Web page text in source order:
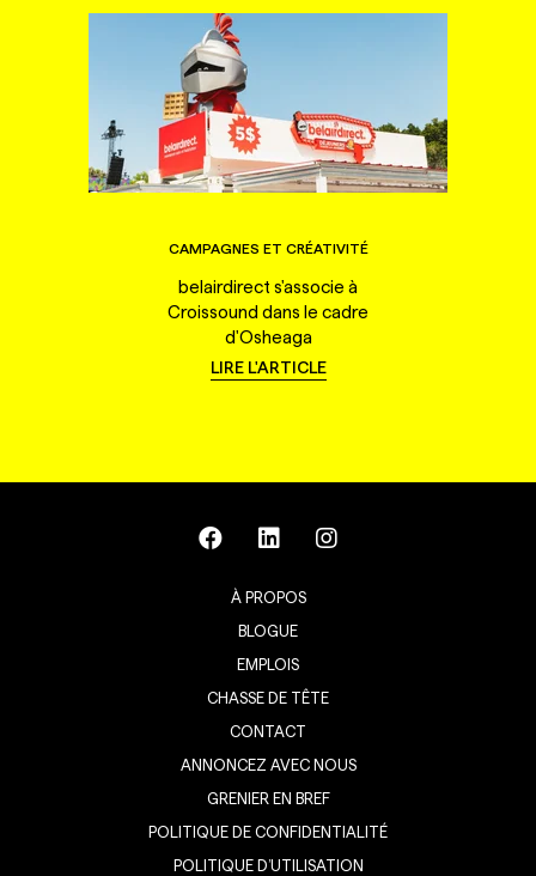
CAMPAGNES ET CRÉATIVITÉ
belairdirect s'associe à
Croissound dans le cadre
d'Osheaga
LIRE L'ARTICLE
À PROPOS
BLOGUE
EMPLOIS
CHASSE DE TÊTE
CONTACT
ANNONCEZ AVEC NOUS
GRENIER EN BREF
POLITIQUE DE CONFIDENTIALITÉ
POLITIQUE D’UTILISATION